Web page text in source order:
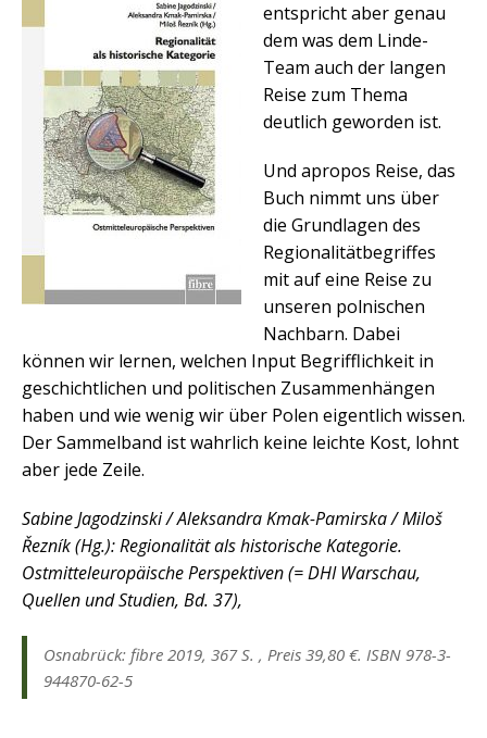
entspricht aber genau
dem was dem Linde-
Team auch der langen
Reise zum Thema
deutlich geworden ist.
Und apropos Reise, das
Buch nimmt uns über
die Grundlagen des
Regionalitätbegriffes
mit auf eine Reise zu
unseren polnischen
Nachbarn. Dabei
können wir lernen, welchen Input Begrifflichkeit in
geschichtlichen und politischen Zusammenhängen
haben und wie wenig wir über Polen eigentlich wissen.
Der Sammelband ist wahrlich keine leichte Kost, lohnt
aber jede Zeile.
Sabine Jagodzinski / Aleksandra Kmak-Pamirska / Miloš
Řezník (Hg.): Regionalität als historische Kategorie.
Ostmitteleuropäische Perspektiven (= DHI Warschau,
Quellen und Studien, Bd. 37),
Osnabrück: fibre 2019, 367 S. , Preis 39,80 €. ISBN 978-3-
944870-62-5